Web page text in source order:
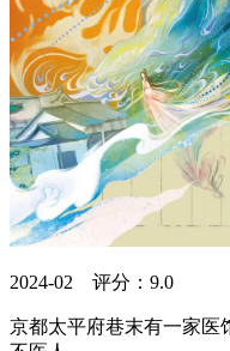
2024-02 评分：9.0
京都太平府巷末有一家医